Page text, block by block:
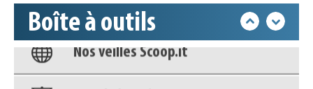
Boîte à outils
Nos veilles Scoop.it
Appels à projets